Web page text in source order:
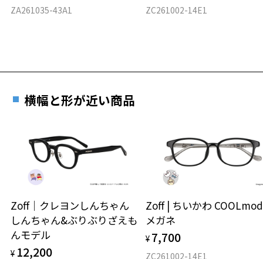
ZA261035-43A1 ZC261002-14E1
横幅と形が近い商品
Zoff｜クレヨンしんちゃん
しんちゃん&ぶりぶりざえも
んモデル
¥ 12,200
Zoff | ちいかわ
メガネ
¥ 7,700
ZC261002-14E1